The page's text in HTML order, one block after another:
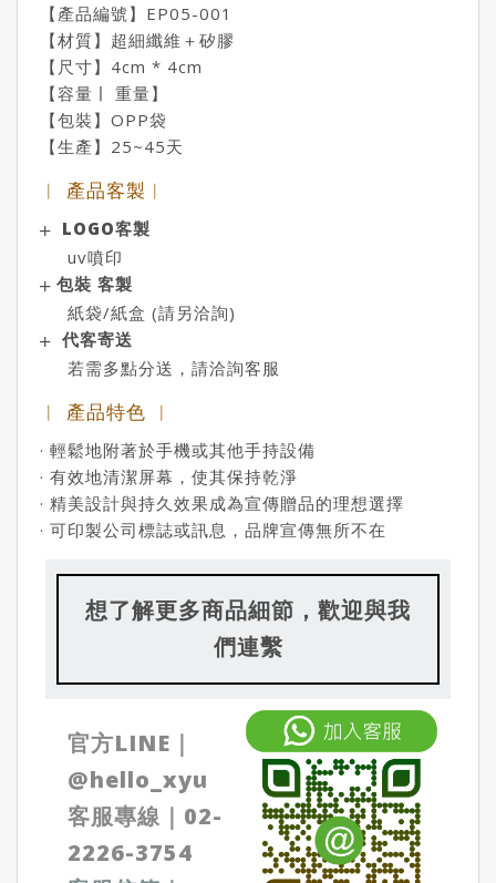
【產品編號】EP05-001
【材質】超細纖維＋矽膠
【尺寸】4cm * 4cm
【容量ￜ 重量】
【包裝】OPP袋
【生產】25~45天
︱ 產品客製︱
LOGO客製
uv噴印
包裝 客製
紙袋/紙盒 (請另洽詢)
代客寄送
若需多點分送，請洽詢客服
︱ 產品特色 ︱
· 輕鬆地附著於手機或其他手持設備
· 有效地清潔屏幕，使其保持乾淨
· 精美設計與持久效果成為宣傳贈品的理想選擇
· 可印製公司標誌或訊息，品牌宣傳無所不在
想了解更多商品細節，歡迎與我
們連繫
官方LINE｜
@hello_xyu
客服專線｜ 02-
2226-3754